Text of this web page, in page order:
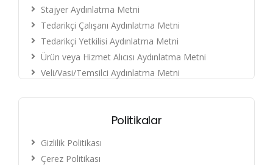
Stajyer Aydınlatma Metni
Tedarikçi Çalışanı Aydınlatma Metni
Tedarikçi Yetkilisi Aydınlatma Metni
Ürün veya Hizmet Alıcısı Aydınlatma Metni
Veli/Vasi/Temsilci Aydınlatma Metni
Politikalar
Gizlilik Politikası
Çerez Politikası